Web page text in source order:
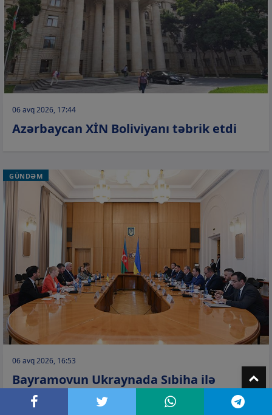
06 avq 2026, 17:44
Azərbaycan XİN Boliviyanı təbrik etdi
GÜNDƏM
06 avq 2026, 16:53
Bayramovun Ukraynada Sıbiha ilə
görüşü barədə –
Rəsmi məlumat